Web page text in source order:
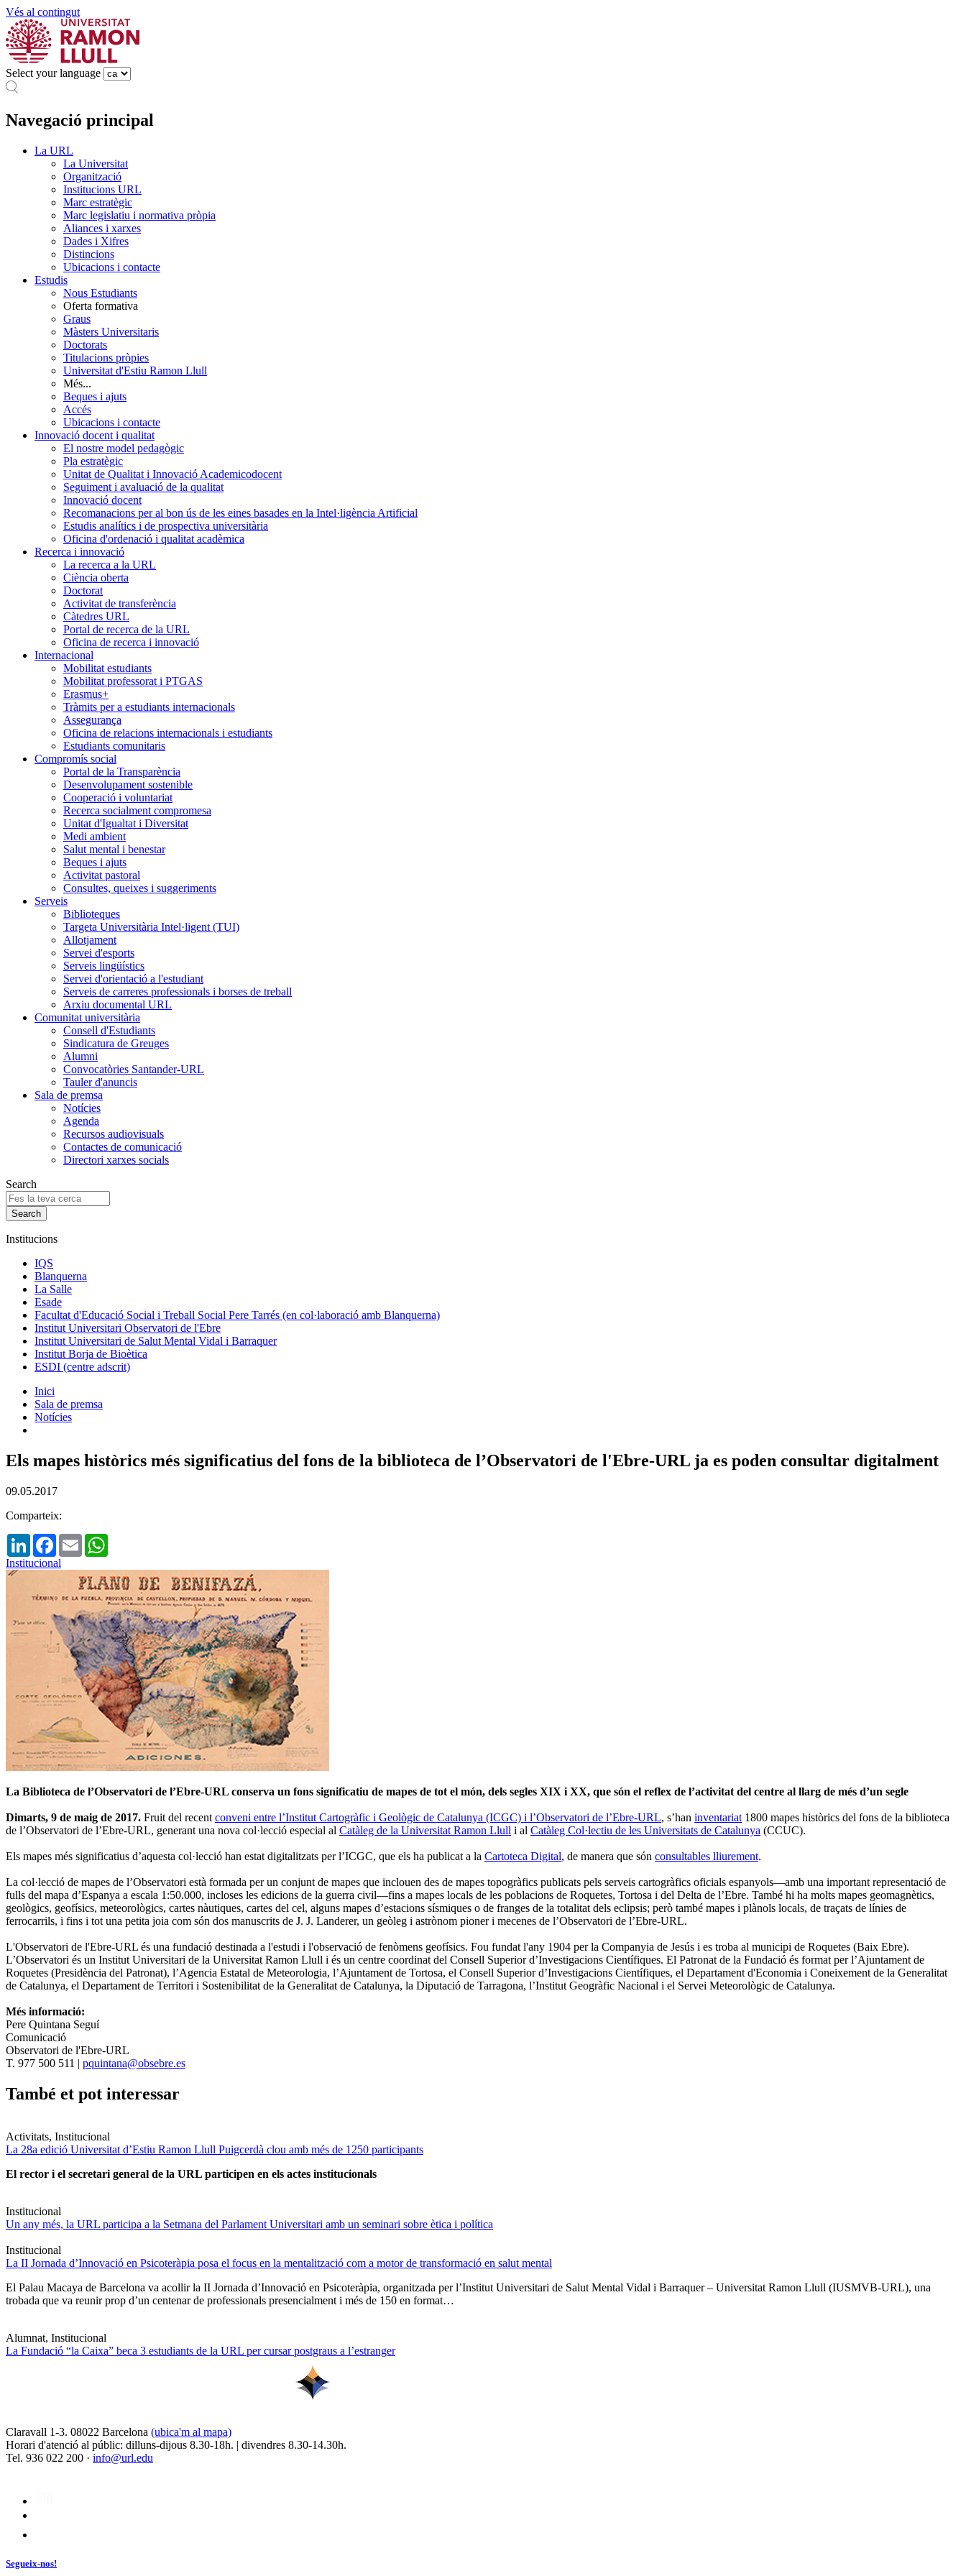
Vés al contingut
Select your language
Navegació principal
La URL
La Universitat
Organització
Institucions URL
Marc estratègic
Marc legislatiu i normativa pròpia
Aliances i xarxes
Dades i Xifres
Distincions
Ubicacions i contacte
Estudis
Nous Estudiants
Oferta formativa
Graus
Màsters Universitaris
Doctorats
Titulacions pròpies
Universitat d'Estiu Ramon Llull
Més...
Beques i ajuts
Accés
Ubicacions i contacte
Innovació docent i qualitat
El nostre model pedagògic
Pla estratègic
Unitat de Qualitat i Innovació Academicodocent
Seguiment i avaluació de la qualitat
Innovació docent
Recomanacions per al bon ús de les eines basades en la Intel·ligència Artificial
Estudis analítics i de prospectiva universitària
Oficina d'ordenació i qualitat acadèmica
Recerca i innovació
La recerca a la URL
Ciència oberta
Doctorat
Activitat de transferència
Càtedres URL
Portal de recerca de la URL
Oficina de recerca i innovació
Internacional
Mobilitat estudiants
Mobilitat professorat i PTGAS
Erasmus+
Tràmits per a estudiants internacionals
Assegurança
Oficina de relacions internacionals i estudiants
Estudiants comunitaris
Compromís social
Portal de la Transparència
Desenvolupament sostenible
Cooperació i voluntariat
Recerca socialment compromesa
Unitat d'Igualtat i Diversitat
Medi ambient
Salut mental i benestar
Beques i ajuts
Activitat pastoral
Consultes, queixes i suggeriments
Serveis
Biblioteques
Targeta Universitària Intel·ligent (TUI)
Allotjament
Servei d'esports
Serveis lingüístics
Servei d'orientació a l'estudiant
Serveis de carreres professionals i borses de treball
Arxiu documental URL
Comunitat universitària
Consell d'Estudiants
Sindicatura de Greuges
Alumni
Convocatòries Santander-URL
Tauler d'anuncis
Sala de premsa
Notícies
Agenda
Recursos audiovisuals
Contactes de comunicació
Directori xarxes socials
Search
Institucions
IQS
Blanquerna
La Salle
Esade
Facultat d'Educació Social i Treball Social Pere Tarrés (en col·laboració amb Blanquerna)
Institut Universitari Observatori de l'Ebre
Institut Universitari de Salut Mental Vidal i Barraquer
Institut Borja de Bioètica
ESDI (centre adscrit)
Inici
Sala de premsa
Notícies
Els mapes històrics més significatius del fons de la biblioteca de l’Observatori de l'Ebre-URL ja es poden consultar digitalment
09.05.2017
Comparteix:
LinkedInFacebook
Email
Institucional
La Biblioteca de l’Observatori de l’Ebre-URL conserva un fons significatiu de mapes de tot el món, dels segles XIX i XX, que són el reflex de l’activitat del centre al llarg de més d’un segle
Dimarts, 9 de maig de 2017. Fruit del recent conveni entre l’Institut Cartogràfic i Geològic de Catalunya (ICGC) i l’Observatori de l’Ebre-URL, s’han inventariat 1800 mapes històrics del fons de la biblioteca
de l’Observatori de l’Ebre-URL, generant una nova col·lecció especial al Catàleg de la Universitat Ramon Llull i al Catàleg Col·lectiu de les Universitats de Catalunya (CCUC).
Els mapes més significatius d’aquesta col·lecció han estat digitalitzats per l’ICGC, que els ha publicat a la Cartoteca Digital, de manera que són consultables lliurement.
La col·lecció de mapes de l’Observatori està formada per un conjunt de mapes que inclouen des de mapes topogràfics publicats pels serveis cartogràfics oficials espanyols—amb una important representació de
fulls del mapa d’Espanya a escala 1:50.000, incloses les edicions de la guerra civil—fins a mapes locals de les poblacions de Roquetes, Tortosa i del Delta de l’Ebre. També hi ha molts mapes geomagnètics,
geològics, geofísics, meteorològics, cartes nàutiques, cartes del cel, alguns mapes d’estacions sísmiques o de franges de la totalitat dels eclipsis; però també mapes i plànols locals, de traçats de línies de
ferrocarrils, i fins i tot una petita joia com són dos manuscrits de J. J. Landerer, un geòleg i astrònom pioner i mecenes de l’Observatori de l’Ebre-URL.
L'Observatori de l'Ebre-URL és una fundació destinada a l'estudi i l'observació de fenòmens geofísics. Fou fundat l'any 1904 per la Companyia de Jesús i es troba al municipi de Roquetes (Baix Ebre).
L’Observatori és un Institut Universitari de la Universitat Ramon Llull i és un centre coordinat del Consell Superior d’Investigacions Científiques. El Patronat de la Fundació és format per l’Ajuntament de
Roquetes (Presidència del Patronat), l’Agencia Estatal de Meteorologia, l’Ajuntament de Tortosa, el Consell Superior d’Investigacions Científiques, el Departament d'Economia i Coneixement de la Generalitat
de Catalunya, el Departament de Territori i Sostenibilitat de la Generalitat de Catalunya, la Diputació de Tarragona, l’Institut Geogràfic Nacional i el Servei Meteorològic de Catalunya.
Més informació:
Pere Quintana Seguí
Comunicació
Observatori de l'Ebre-URL
T. 977 500 511 | pquintana@obsebre.es
També et pot interessar
Activitats, Institucional
La 28a edició Universitat d’Estiu Ramon Llull Puigcerdà clou amb més de 1250 participants
El rector i el secretari general de la URL participen en els actes institucionals
Institucional
Un any més, la URL participa a la Setmana del Parlament Universitari amb un seminari sobre ètica i política
Institucional
La II Jornada d’Innovació en Psicoteràpia posa el focus en la mentalització com a motor de transformació en salut mental
El Palau Macaya de Barcelona va acollir la II Jornada d’Innovació en Psicoteràpia, organitzada per l’Institut Universitari de Salut Mental Vidal i Barraquer – Universitat Ramon Llull (IUSMVB-URL), una
trobada que va reunir prop d’un centenar de professionals presencialment i més de 150 en format…
Alumnat, Institucional
La Fundació “la Caixa” beca 3 estudiants de la URL per cursar postgraus a l’estranger
Claravall 1-3. 08022 Barcelona (ubica'm al mapa)
Horari d'atenció al públic: dilluns-dijous 8.30-18h. | divendres 8.30-14.30h.
Tel. 936 022 200 · info@url.edu
Segueix-nos!